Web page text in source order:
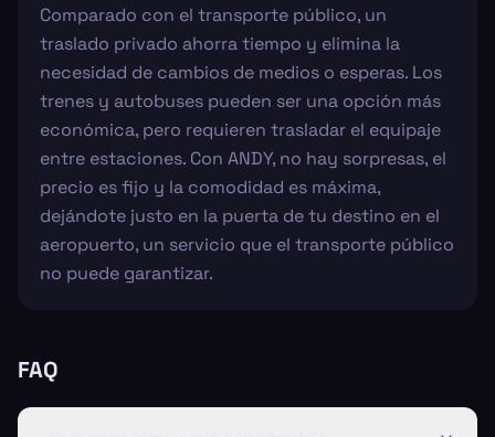
Comparado con el transporte público, un
traslado privado ahorra tiempo y elimina la
necesidad de cambios de medios o esperas. Los
trenes y autobuses pueden ser una opción más
económica, pero requieren trasladar el equipaje
entre estaciones. Con ANDY, no hay sorpresas, el
precio es fijo y la comodidad es máxima,
dejándote justo en la puerta de tu destino en el
aeropuerto, un servicio que el transporte público
no puede garantizar.
FAQ